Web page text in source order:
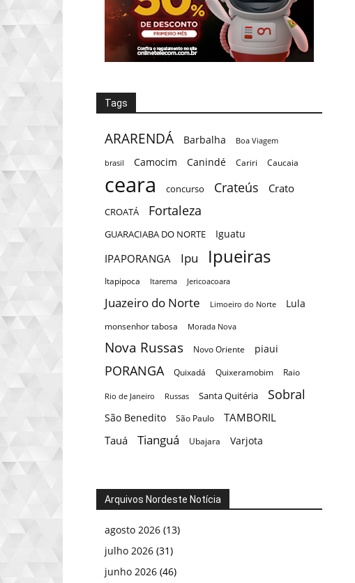
Tags
ARARENDÁ Barbalha Boa Viagem
brasil Camocim Canindé Cariri Caucaia
ceara concurso Crateús Crato
CROATÁ Fortaleza
GUARACIABA DO NORTE Iguatu
IPAPORANGA Ipu Ipueiras
Itapipoca Itarema Jericoacoara
Juazeiro do Norte Limoeiro do Norte Lula
monsenhor tabosa Morada Nova
Nova Russas Novo Oriente piaui
PORANGA Quixadá Quixeramobim Raio
Rio de Janeiro Russas Santa Quitéria Sobral
São Benedito São Paulo
TAMBORIL
Tauá
Tianguá Ubajara Varjota
Arquivos Nordeste Notícia
agosto 2026 (13)
julho 2026 (31)
junho 2026 (46)